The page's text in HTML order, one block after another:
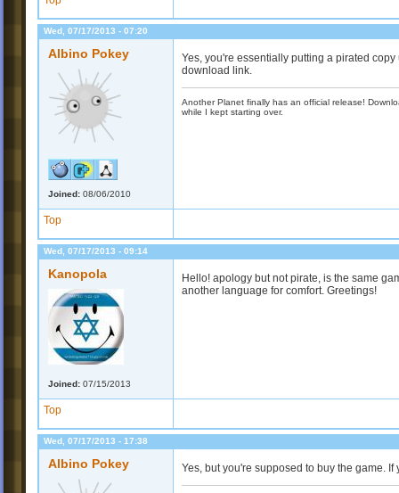
Wed, 07/17/2013 - 07:20
Albino Pokey
Joined: 08/06/2010
Yes, you're essentially putting a pirated
download link.
Another Planet finally has an official release!
while I kept starting over.
Top
Wed, 07/17/2013 - 09:14
Kanopola
Joined: 07/15/2013
Hello! apology but not pirate, is the same
another language for comfort. Greetings!
Top
Wed, 07/17/2013 - 17:38
Albino Pokey Yes, but you're supposed to buy the game.